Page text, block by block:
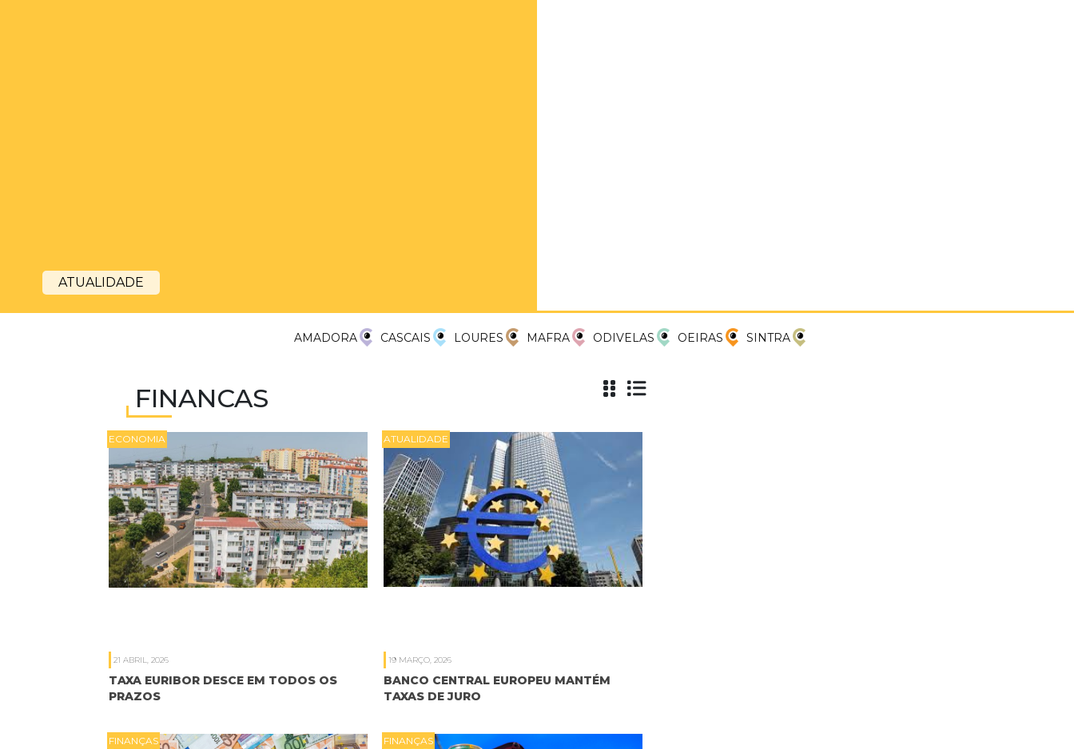
ATUALIDADE
AMADORA CASCAIS LOURES MAFRA ODIVELAS OEIRAS SINTRA
FINANCAS
ECONOMIA
21 ABRIL, 2026
TAXA EURIBOR DESCE EM TODOS OS
PRAZOS
ATUALIDADE
19 MARÇO, 2026
BANCO CENTRAL EUROPEU MANTÉM
TAXAS DE JURO
FINANÇAS FINANÇAS